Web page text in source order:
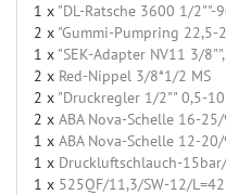
1 x "DL-Ratsche 3600 1/2""-
2 x "Gummi-Pumpring 22,5-
1 x "SEK-Adapter NV11 3/
2 x Red-Nippel 3/8*1/2 MS
2 x "Druckregler 1/2"" 0,5-
2 x ABA Nova-Schelle 16-
1 x ABA Nova-Schelle 12-
1 x Druckluftschlauch-
1 x 525QF/11,3/SW-12/L=42